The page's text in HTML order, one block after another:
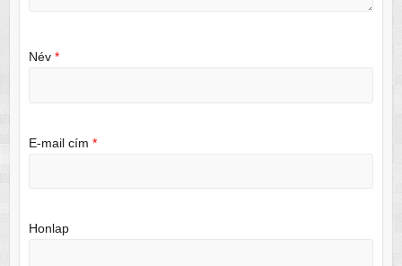
Név *
E-mail cím *
Honlap